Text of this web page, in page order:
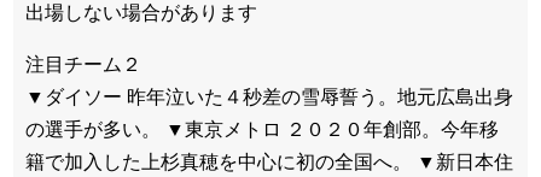
出場しない場合があります
注目チーム２
▼ダイソー 昨年泣いた４秒差の雪辱誓う。地元広島出身
の選手が多い。 ▼東京メトロ ２０２０年創部。今年移
籍で加入した上杉真穂を中心に初の全国へ。 ▼新日本住